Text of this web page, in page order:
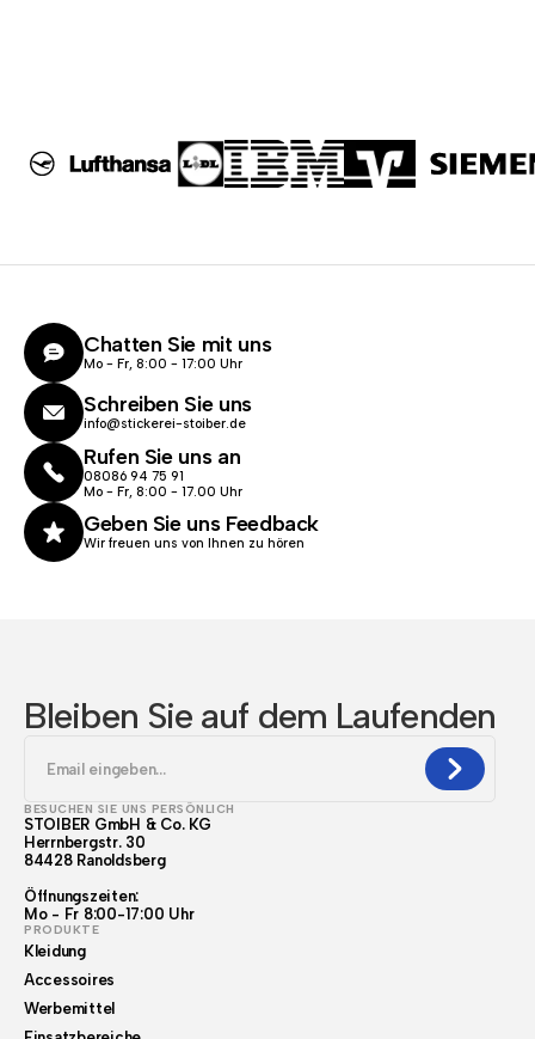
Chatten Sie mit uns
Mo - Fr, 8:00 - 17:00 Uhr
Schreiben Sie uns
info@stickerei-stoiber.de
Rufen Sie uns an
08086 94 75 91
Mo - Fr, 8:00 - 17.00 Uhr
Geben Sie uns Feedback
Wir freuen uns von Ihnen zu hören
Bleiben Sie auf dem Laufenden
BESUCHEN SIE UNS PERSÖNLICH
STOIBER GmbH & Co. KG
Herrnbergstr. 30
84428 Ranoldsberg
Öffnungszeiten:
Mo - Fr 8:00-17:00 Uhr
PRODUKTE
Kleidung
Accessoires
Werbemittel